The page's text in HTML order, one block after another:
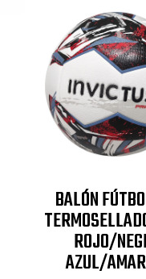
BALÓN
ROJO/
AZUL/